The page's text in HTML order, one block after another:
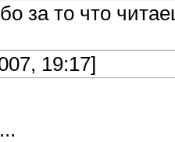
за то что
19:17]